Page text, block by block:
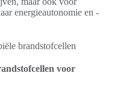
energieautonomie en -
voor